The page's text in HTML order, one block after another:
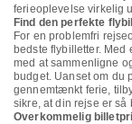
ferieoplevelse virkelig
Find den perfekte
For en problemfri
bedste flybilletter.
med at sammenligne
budget. Uanset om du
gennemtænkt ferie,
sikre, at din rejse er så
Overkommelig